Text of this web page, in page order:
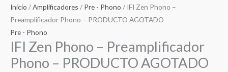
Inicio /Amplificadores / Pre - Phono / IFI Zen Phono –
Preamplificador Phono – PRODUCTO AGOTADO
Pre - Phono
IFI Zen Phono – Preamplificador
Phono – PRODUCTO AGOTADO